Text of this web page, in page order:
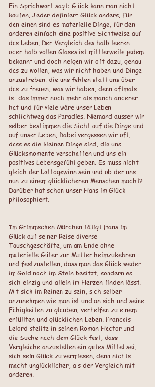
Ein Sprichwort sagt: Glück kann man nicht
kaufen. Jeder definiert Glück anders. Für
den einen sind es materielle Dinge, für den
anderen einfach eine positive Sichtweise auf
das Leben. Der Vergleich des halb leeren
oder halb vollen Glases ist mittlerweile jedem
bekannt und doch neigen wir oft dazu, genau
das zu wollen, was wir nicht haben und Dinge
anzustreben, die uns fehlen statt uns über
das zu freuen, was wir haben, denn oftmals
ist das immer noch mehr als manch anderer
hat und für viele wäre unser Leben
schlichtweg das Paradies. Niemand ausser wir
selber bestimmen die Sicht auf die Dinge und
auf unser Leben. Dabei vergessen wir oft,
dass es die kleinen Dinge sind, die uns
Glücksmomente verschaffen und uns ein
positives Lebensgefühl geben. Es muss nicht
gleich der Lottogewinn sein und ob der uns
nun zu einem glücklicheren Menschen macht?
Darüber hat schon unser Hans im Glück
philosophiert.
Im Grimmschen Märchen tätigt Hans im
Glück auf seiner Reise diverse
Tauschgeschäfte, um am Ende ohne
materielle Güter zur Mutter heimzukehren
und festzustellen, dass man das Glück weder
im Gold noch im Stein besitzt, sondern es
sich einzig und allein im Herzen finden lässt.
Mit sich im Reinen zu sein, sich selber
anzunehmen wie man ist und an sich und seine
Fähigkeiten zu glauben, verhelfen zu einem
erfüllten und glücklichen Leben. Francois
Lelord stellte in seinem Roman Hector und
die Suche nach dem Glück fest, dass
Vergleiche anzustellen ein gutes Mittel sei,
sich sein Glück zu vermiesen, denn nichts
macht unglücklicher, als der Vergleich mit
anderen.